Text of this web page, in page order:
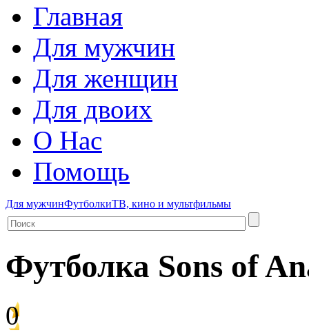
Главная
Для мужчин
Для женщин
Для двоих
О Нас
Помощь
Для мужчинФутболкиТВ, кино и мультфильмы
Футболка Sons of
0